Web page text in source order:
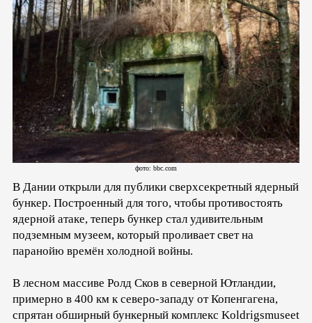
фото: bbc.com
В Дании открыли для публики сверхсекретный ядерный
бункер. Построенный для того, чтобы противостоять
ядерной атаке, теперь бункер стал удивительным
подземным музеем, который проливает свет на
паранойю времён холодной войны.
В лесном массиве Ролд Сков в северной Ютландии,
примерно в 400 км к северо-западу от Копенгагена,
спрятан обширный бункерный комплекс Koldrigsmuseet